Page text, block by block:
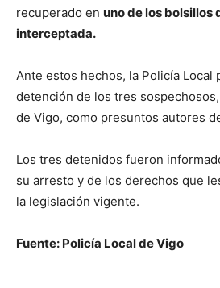
recuperado en uno de los bolsillos
interceptada.
Ante estos hechos, la Policía Local
detención de los tres
de Vigo, como presuntos autores
Los tres detenidos fueron
su arresto y de los derechos que
la legislación vigente.
Fuente: Policía Local de Vigo